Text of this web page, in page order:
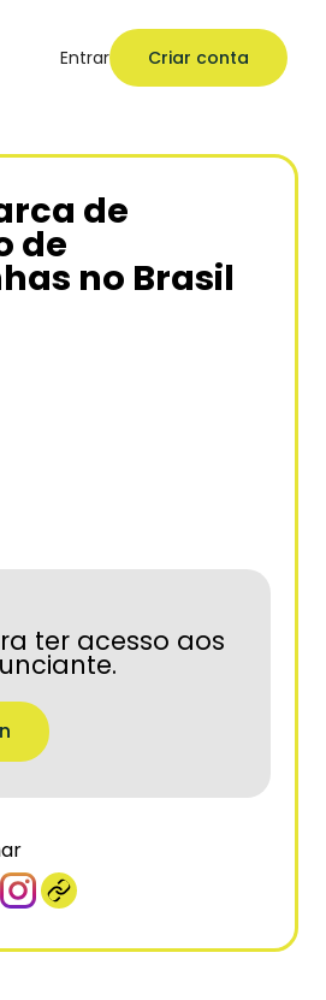
Entrar Criar conta
de
de
no Brasil
ter acesso aos